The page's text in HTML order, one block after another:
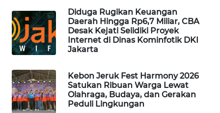
Diduga Rugikan Keuangan
Daerah Hingga Rp6,7 Miliar, CBA
Desak Kejati Selidiki Proyek
Internet di Dinas Kominfotik DKI
Jakarta
Kebon Jeruk Fest Harmony 2026
Satukan Ribuan Warga Lewat
Olahraga, Budaya, dan Gerakan
Peduli Lingkungan
PORTAL
KONSUMEN
FORWAMKI
ALPERKLINAS
FORJASIDA